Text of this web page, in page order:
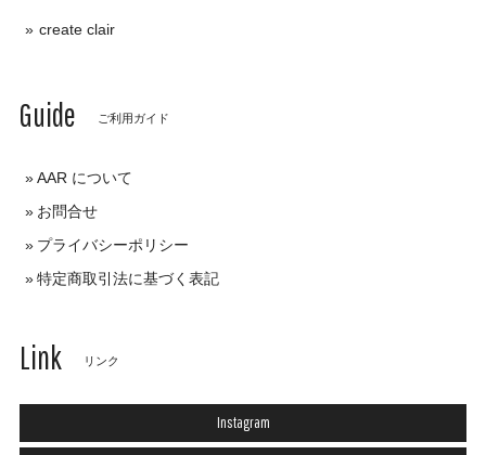
create clair
Guide ご利用ガイド
AAR について
お問合せ
プライバシーポリシー
特定商取引法に基づく表記
Link リンク
Instagram